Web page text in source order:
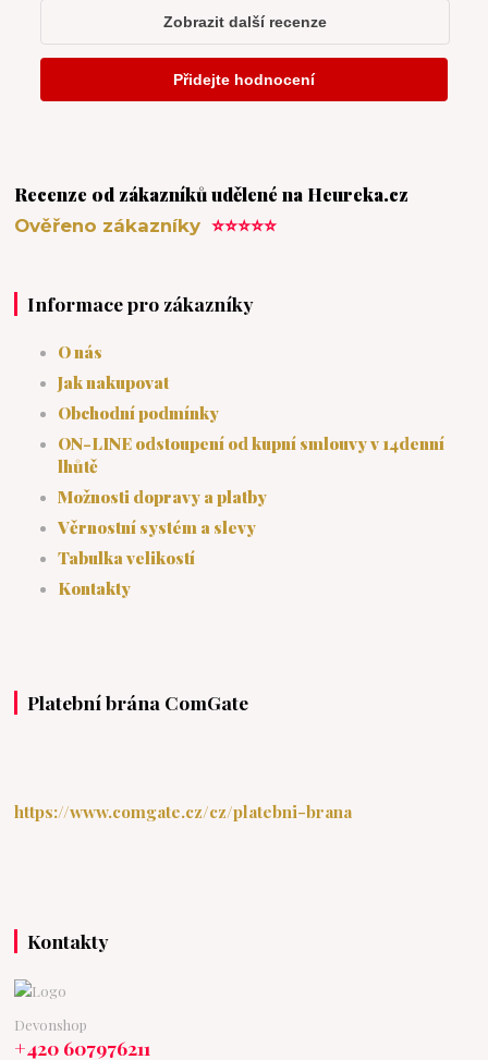
Recenze od zákazníků udělené na Heureka.cz
Ověřeno zákazníky⭐⭐⭐⭐⭐
Informace pro zákazníky
O nás
Jak nakupovat
Obchodní podmínky
ON-LINE odstoupení od kupní smlouvy v 14denní
lhůtě
Možnosti dopravy a platby
Věrnostní systém a slevy
Tabulka velikostí
Kontakty
Platební brána ComGate
https://www.comgate.cz/cz/platebni-brana
Kontakty
Devonshop
+420 607976211